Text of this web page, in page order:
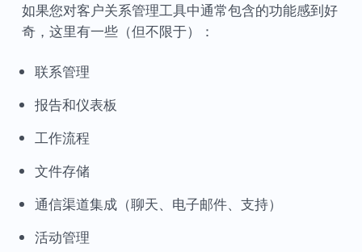
如果您对客户关系管理工具中通常包含的功能感到好
奇，这里有一些（但不限于）：
联系管理
报告和仪表板
工作流程
文件存储
通信渠道集成（聊天、电子邮件、支持）
活动管理